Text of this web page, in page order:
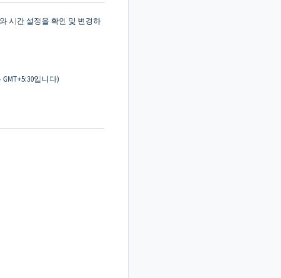
시간 설정을 확인 및 변경하
입니다)